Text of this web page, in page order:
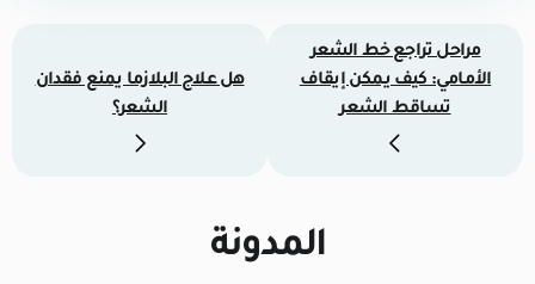
مراحل تراجع خط الشعر
الأمامي: كيف يمكن إيقاف
تساقط الشعر
هل علاج البلازما يمنع فقدان
الشعر؟
المدونة